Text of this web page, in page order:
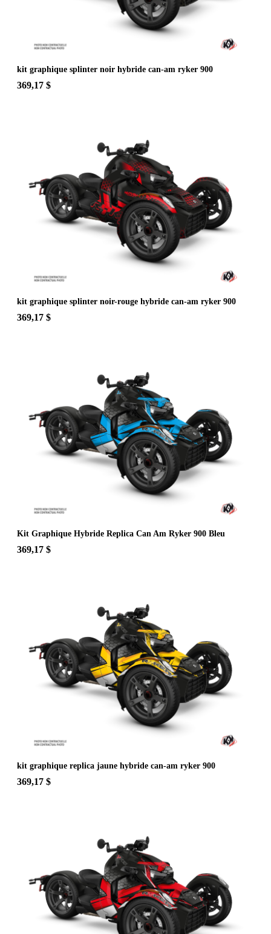
kit graphique splinter noir hybride can-am ryker 900
369,17 $
kit graphique splinter noir-rouge hybride can-am ryker 900
369,17 $
Kit Graphique Hybride Replica Can Am Ryker 900 Bleu
369,17 $
kit graphique replica jaune hybride can-am ryker 900
369,17 $